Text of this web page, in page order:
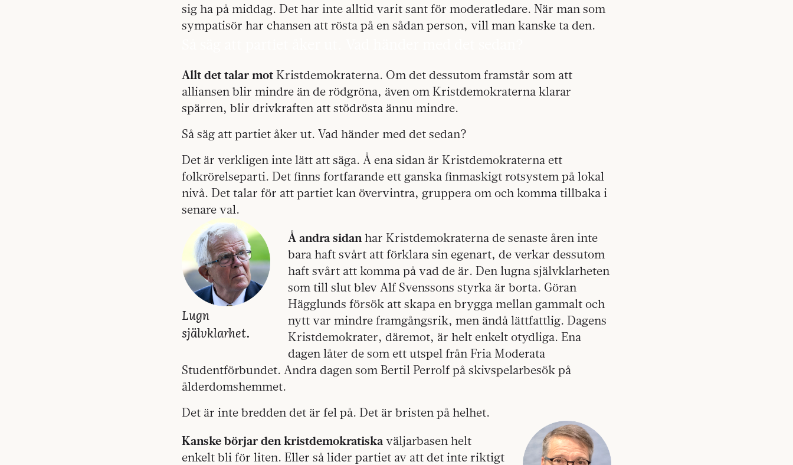
sig ha på middag. Det har inte alltid varit sant för moderatledare. När man som
sympatisör har chansen att rösta på en sådan person, vill man kanske ta den.
Allt det talar mot Kristdemokraterna. Om det dessutom framstår som att
alliansen blir mindre än de rödgröna, även om Kristdemokraterna klarar
spärren, blir drivkraften att stödrösta ännu mindre.
Så säg att partiet åker ut. Vad händer med det sedan?
Det är verkligen inte lätt att säga. Å ena sidan är Kristdemokraterna ett
folkrörelseparti. Det finns fortfarande ett ganska finmaskigt rotsystem på lokal
nivå. Det talar för att partiet kan övervintra, gruppera om och komma tillbaka i
senare val.
Lugn
självklarhet.
Å andra sidan har Kristdemokraterna de senaste åren inte
bara haft svårt att förklara sin egenart, de verkar dessutom
haft svårt att komma på vad de är. Den lugna självklarheten
som till slut blev Alf Svenssons styrka är borta. Göran
Hägglunds försök att skapa en brygga mellan gammalt och
nytt var mindre framgångsrik, men ändå lättfattlig. Dagens
Kristdemokrater, däremot, är helt enkelt otydliga. Ena
dagen låter de som ett utspel från Fria Moderata
Studentförbundet. Andra dagen som Bertil Perrolf på skivspelarbesök på
ålderdomshemmet.
Det är inte bredden det är fel på. Det är bristen på helhet.
Kanske börjar den kristdemokratiska väljarbasen helt
enkelt bli för liten. Eller så lider partiet av att det inte riktigt